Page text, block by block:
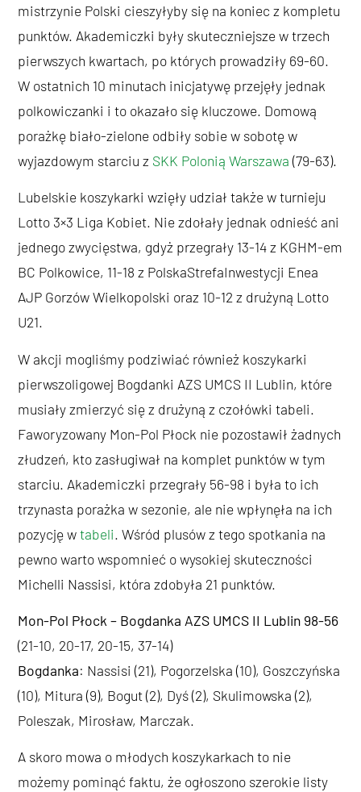
mistrzynie Polski cieszyłyby się na koniec z kompletu
punktów. Akademiczki były skuteczniejsze w trzech
pierwszych kwartach, po których prowadziły 69-60.
W ostatnich 10 minutach inicjatywę przejęły jednak
polkowiczanki i to okazało się kluczowe. Domową
porażkę biało-zielone odbiły sobie w sobotę w
wyjazdowym starciu z SKK Polonią Warszawa(79-63).
Lubelskie koszykarki wzięły udział także w turnieju
Lotto 3×3 Liga Kobiet. Nie zdołały jednak odnieść ani
jednego zwycięstwa, gdyż przegrały 13-14 z KGHM-em
BC Polkowice, 11-18 z PolskaStrefaInwestycji Enea
AJP Gorzów Wielkopolski oraz 10-12 z drużyną Lotto
U21.
W akcji mogliśmy podziwiać również koszykarki
pierwszoligowej Bogdanki AZS UMCS II Lublin, które
musiały zmierzyć się z drużyną z czołówki tabeli.
Faworyzowany Mon-Pol Płock nie pozostawił żadnych
złudzeń, kto zasługiwał na komplet punktów w tym
starciu. Akademiczki przegrały 56-98 i była to ich
trzynasta porażka w sezonie, ale nie wpłynęła na ich
pozycję wtabeli. Wśród plusów z tego spotkania na
pewno warto wspomnieć o wysokiej skuteczności
Michelli Nassisi, która zdobyła 21 punktów.
Mon-Pol Płock – Bogdanka AZS UMCS II Lublin 98-56
(21-10, 20-17, 20-15, 37-14)
Bogdanka: Nassisi (21), Pogorzelska (10), Goszczyńska
(10), Mitura (9), Bogut (2), Dyś (2), Skulimowska (2),
Poleszak, Mirosław, Marczak.
A skoro mowa o młodych koszykarkach to nie
możemy pominąć faktu, że ogłoszono szerokie listy